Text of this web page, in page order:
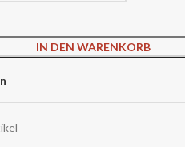
IN DEN WARENKORB